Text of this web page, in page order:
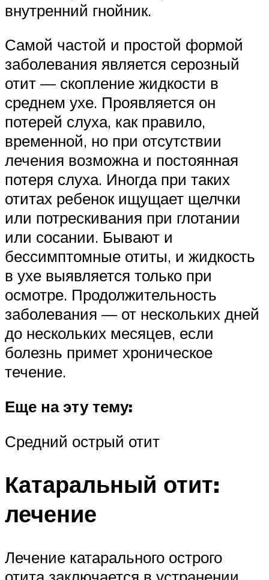
внутренний гнойник.
Самой частой и простой формой
заболевания является серозный
отит — скопление жидкости в
среднем ухе. Проявляется он
потерей слуха, как правило,
временной, но при отсутствии
лечения возможна и постоянная
потеря слуха. Иногда при таких
отитах ребенок ищущает щелчки
или потрескивания при глотании
или сосании. Бывают и
бессимптомные отиты, и жидкость
в ухе выявляется только при
осмотре. Продолжительность
заболевания — от нескольких дней
до нескольких месяцев, если
болезнь примет хроническое
течение.
Еще на эту тему:
Средний острый отит
Катаральный отит:
лечение
Лечение катарального острого